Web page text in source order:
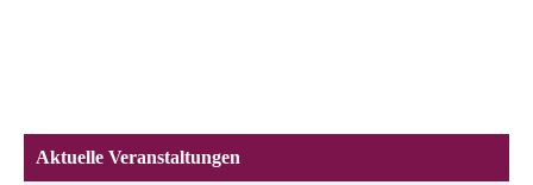
Aktuelle Veranstaltungen